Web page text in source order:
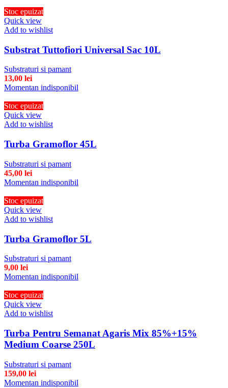
Stoc epuizat
Quick view
Add to wishlist
Substrat Tuttofiori Universal Sac 10L
Substraturi si pamant
13,00 lei
Momentan indisponibil
Stoc epuizat
Quick view
Add to wishlist
Turba Gramoflor 45L
Substraturi si pamant
45,00 lei
Momentan indisponibil
Stoc epuizat
Quick view
Add to wishlist
Turba Gramoflor 5L
Substraturi si pamant
9,00 lei
Momentan indisponibil
Stoc epuizat
Quick view
Add to wishlist
Turba Pentru Semanat Agaris Mix 85%+15%
Medium Coarse 250L
Substraturi si pamant
159,00 lei
Momentan indisponibil